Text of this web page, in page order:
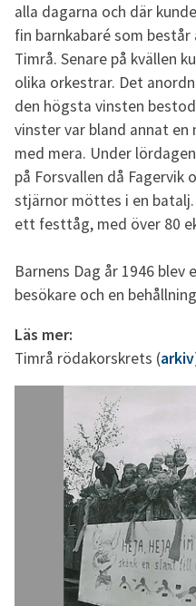
alla dagarna och där
fin barnkabaré som
Timrå. Senare på kvällen
olika orkestrar. Det
den högsta vinsten
vinster var bland annat
med mera. Under
på Forsvallen då Fagervik
stjärnor möttes i en batalj.
ett festtåg, med över 80
Barnens Dag år 1946 blev
besökare och en
Läs mer:
Timrå rödakorskrets (arkiv